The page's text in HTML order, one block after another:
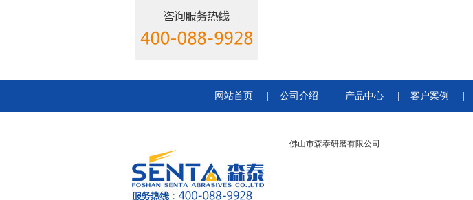
网站首页 公司介绍 产品中心 客户案例
佛山市森泰研磨有限公司